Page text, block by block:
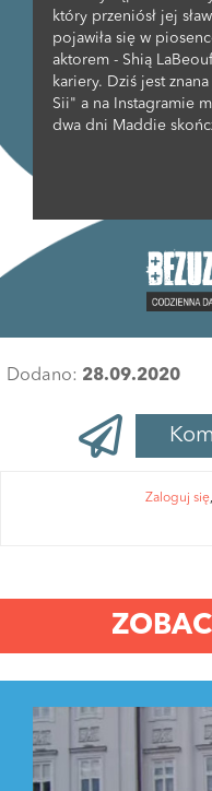
który przeniósł jej
pojawiła się w
aktorem - Shią
kariery. Dziś jest
Sii" a na Instagramie
dwa dni Maddie
Dodano: 28.09.2020
Zaloguj się